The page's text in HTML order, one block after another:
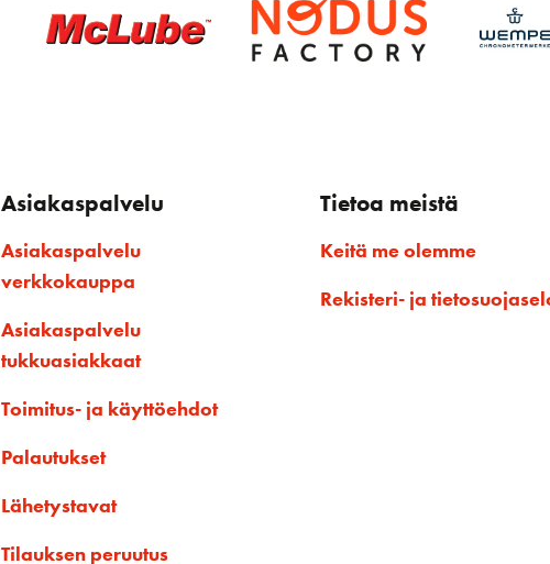
Asiakaspalvelu
Asiakaspalvelu
verkkokauppa
Asiakaspalvelu
tukkuasiakkaat
Toimitus- ja käyttöehdot
Palautukset
Lähetystavat
Tilauksen peruutus
Tietoa meistä
Keitä me olemme
Rekisteri- ja